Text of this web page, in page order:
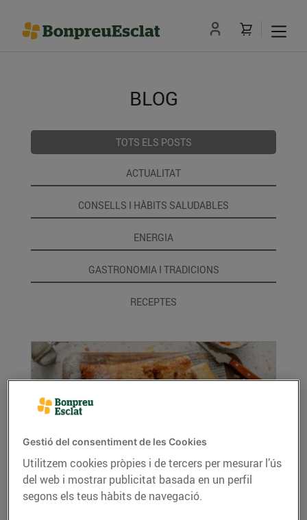
BLOG
TOTS ELS POSTS
ACTUALITAT
CONSELLS I HÀBITS SALUDABLES
ENERGIA
GASTRONOMIA I TRADICIONS
RECEPTES
Coca de llardons amb taronja confitada i
pinyons
Gestió del consentiment de les Cookies
Utilitzem cookies pròpies i de tercers per mesurar l’ús
del web i mostrar publicitat basada en un perfil
segons els teus hàbits de navegació.